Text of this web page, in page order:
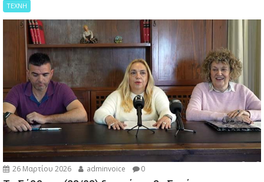
ΤΕΧΝΗ
26 Μαρτίου 2026 adminvoice 0